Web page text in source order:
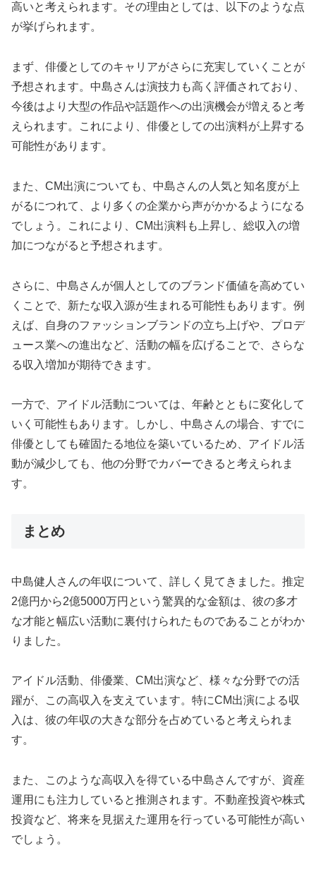
高いと考えられます。その理由としては、以下のような点
が挙げられます。
まず、俳優としてのキャリアがさらに充実していくことが
予想されます。中島さんは演技力も高く評価されており、
今後はより大型の作品や話題作への出演機会が増えると考
えられます。これにより、俳優としての出演料が上昇する
可能性があります。
また、CM出演についても、中島さんの人気と知名度が上
がるにつれて、より多くの企業から声がかかるようになる
でしょう。これにより、CM出演料も上昇し、総収入の増
加につながると予想されます。
さらに、中島さんが個人としてのブランド価値を高めてい
くことで、新たな収入源が生まれる可能性もあります。例
えば、自身のファッションブランドの立ち上げや、プロデ
ュース業への進出など、活動の幅を広げることで、さらな
る収入増加が期待できます。
一方で、アイドル活動については、年齢とともに変化して
いく可能性もあります。しかし、中島さんの場合、すでに
俳優としても確固たる地位を築いているため、アイドル活
動が減少しても、他の分野でカバーできると考えられま
す。
まとめ
中島健人さんの年収について、詳しく見てきました。推定
2億円から2億5000万円という驚異的な金額は、彼の多才
な才能と幅広い活動に裏付けられたものであることがわか
りました。
アイドル活動、俳優業、CM出演など、様々な分野での活
躍が、この高収入を支えています。特にCM出演による収
入は、彼の年収の大きな部分を占めていると考えられま
す。
また、このような高収入を得ている中島さんですが、資産
運用にも注力していると推測されます。不動産投資や株式
投資など、将来を見据えた運用を行っている可能性が高い
でしょう。